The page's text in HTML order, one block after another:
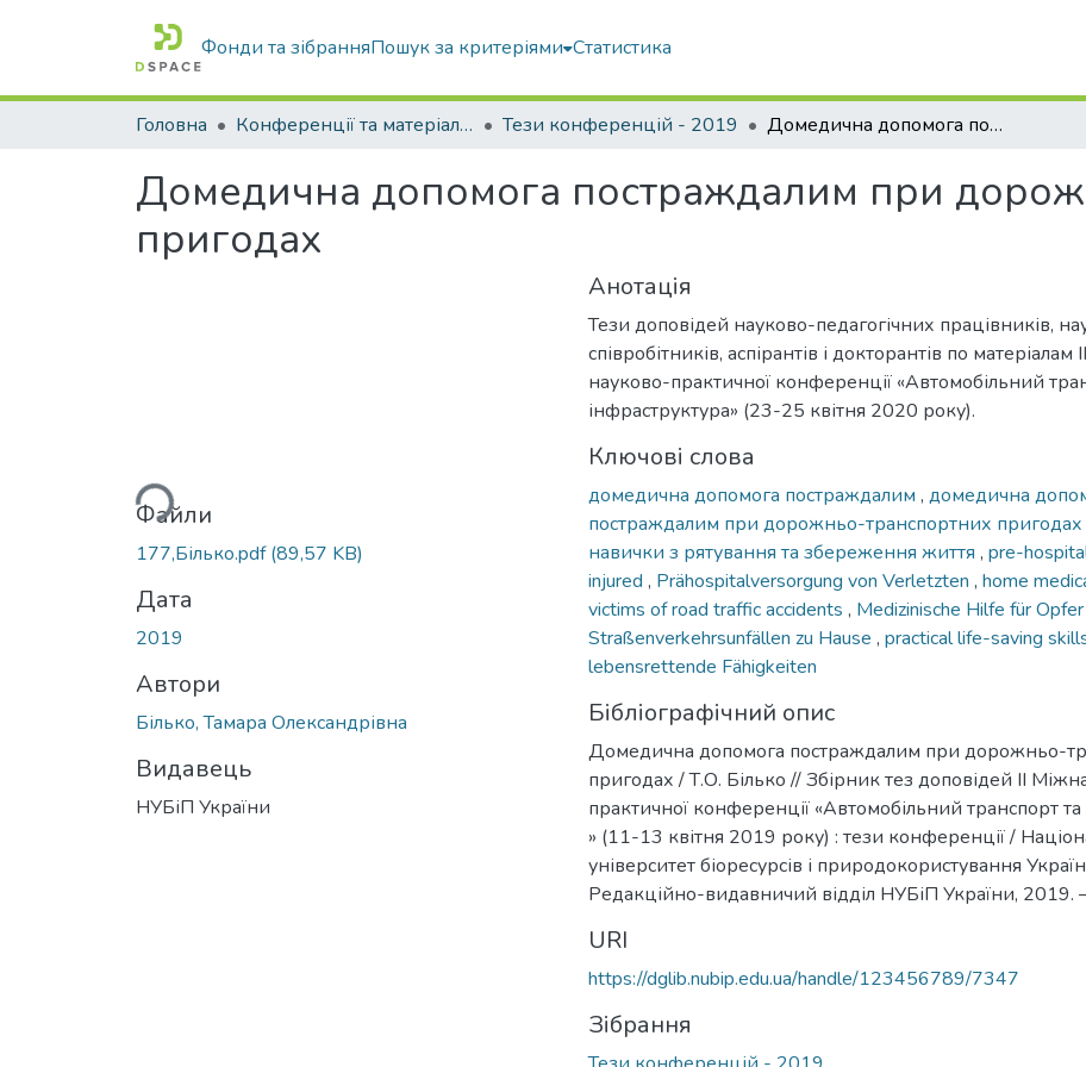
Фонди та зібранняПошук за критеріями Статистика
Головна Конференції та матеріали конференцій Тези конференцій - 2019 Домедична допомога постраждалим при дорожньо-транспортних пригодах
Домедична допомога постраждалим при
пригодах
Вантажиться...
Файли
177,Білько.pdf(89,57 KB)
Дата
2019
Автори
Білько, Тамара Олександрівна
Видавець
НУБіП України
Анотація
Тези доповідей науково-педагогічних працівників,
співробітників, аспірантів і докторантів по матеріалам
науково-практичної конференції «Автомобільний
інфраструктура» (23-25 квітня 2020 року).
Ключові слова
домедична допомога постраждалим , домедична
постраждалим при дорожньо-транспортних пригодах
навички з рятування та збереження життя , pre-
injured , Prähospitalversorgung von Verletzten , home
victims of road traffic accidents , Medizinische Hilfe für
Straßenverkehrsunfällen zu Hause , practical life-saving
lebensrettende Fähigkeiten
Бібліографічний опис
Домедична допомога постраждалим при дорожньо-
пригодах / Т.О. Білько // Збірник тез доповідей ІІ
практичної конференції «Автомобільний транспорт
» (11-13 квітня 2019 року) : тези конференції /
університет біоресурсів і природокористування
Редакційно-видавничий відділ НУБіП України, 2019.
URI
https://dglib.nubip.edu.ua/handle/123456789/7347
Зібрання